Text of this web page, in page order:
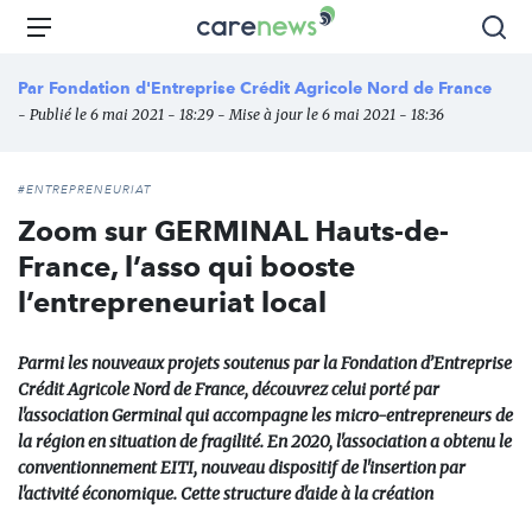
Aller
principal
Carenews,
média
des
Menu
Par Fondation d'Entreprise Crédit Agricole Nord de France
- Publié le 6 mai 2021 - 18:29 - Mise à jour le 6 mai 2021 - 18:36
#ENTREPRENEURIAT
Zoom sur GERMINAL Hauts-de-
France, l’asso qui booste
l’entrepreneuriat local
Parmi les nouveaux projets soutenus par la Fondation d’Entreprise
Crédit Agricole Nord de France, découvrez celui porté par
l'association Germinal qui accompagne les micro-entrepreneurs de
la région en situation de fragilité. En 2020, l'association a obtenu le
conventionnement EITI, nouveau dispositif de l'insertion par
l'activité économique. Cette structure d'aide à la création